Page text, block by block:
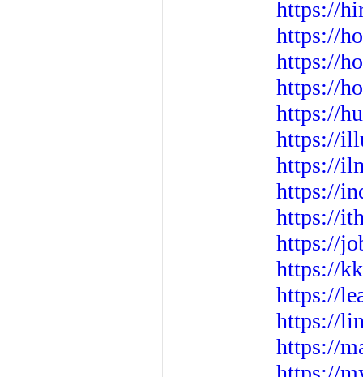
https://
https://
https://
https://
https://
https://
https://
https://
https://
https://
https://
https://
https://
https://